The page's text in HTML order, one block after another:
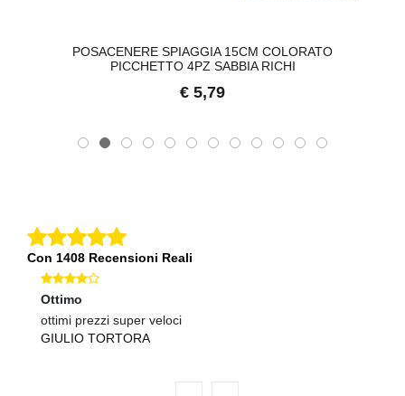
POSACENERE SPIAGGIA 15CM COLORATO
PICCHETTO 4PZ SABBIA RICHI
€ 5,79
Con 1408 Recensioni Reali
Ottimo
ottimi prezzi super veloci
GIULIO TORTORA